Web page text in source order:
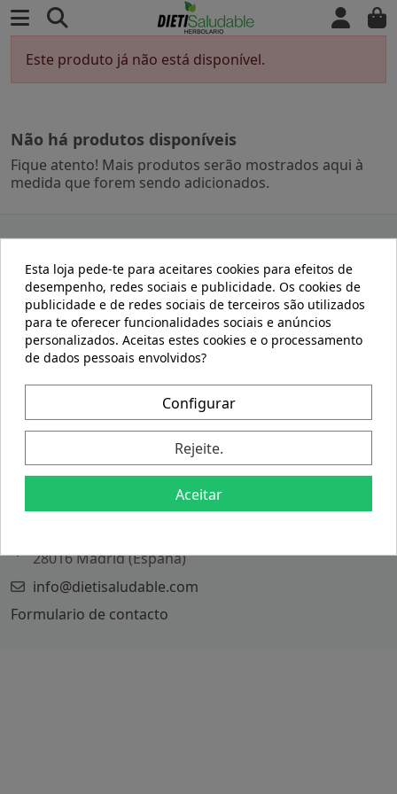
Este produto já não está disponível.
Não há produtos disponíveis
Fique atento! Mais produtos serão mostrados aqui à
medida que forem sendo adicionados.
DIETISALUDABLE
Aviso Legal
Dietsaludable
Términos y condiciones
Dietisaludable
Política de Envios
PRODUCTOS
Promoção
Novos produtos
CONTACT US
Antilia Soluciones S.L.
28016 Madrid (España)
info@dietisaludable.com
Formulario de contacto
Esta loja pede-te para aceitares cookies para efeitos de
desempenho, redes sociais e publicidade. Os cookies de
publicidade e de redes sociais de terceiros são utilizados
para te oferecer funcionalidades sociais e anúncios
personalizados. Aceitas estes cookies e o processamento
de dados pessoais envolvidos?
Configurar
Rejeite.
Aceitar